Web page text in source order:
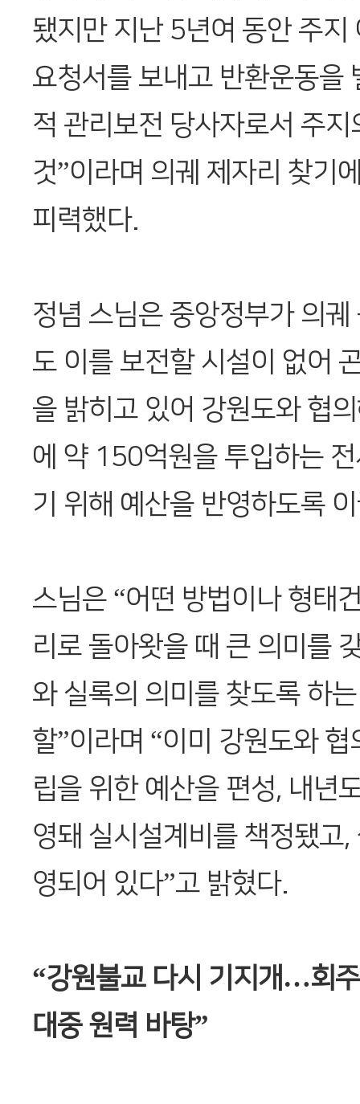
됐지만 지난 5년여 동안 주지
요청서를 보내고 반환운동을
적 관리보전 당사자로서 주
것”이라며 의궤 제자리 찾기
피력했다.
정념 스님은 중앙정부가 의
도 이를 보전할 시설이 없어
을 밝히고 있어 강원도와 협
에 약 150억원을 투입하는
기 위해 예산을 반영하도록
스님은 “어떤 방법이나 형태
리로 돌아왓을 때 큰 의미를
와 실록의 의미를 찾도록 하
할”이라며 “이미 강원도와
립을 위한 예산을 편성, 내년
영돼 실시설계비를 책정됐고
영되어 있다”고 밝혔다.
“강원불교 다시 기지개…회주
대중 원력 바탕”